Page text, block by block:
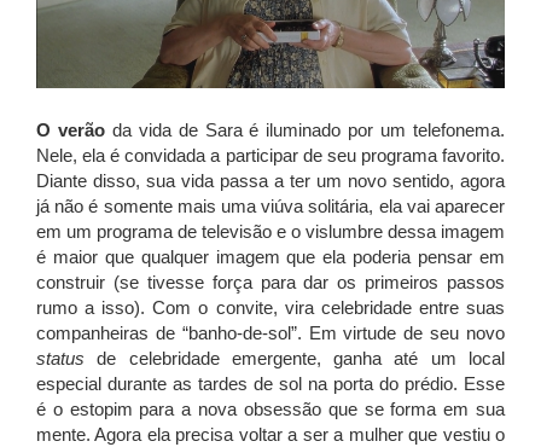
O verãoda vida de Sara é iluminado por um telefonema.
Nele, ela é convidada a participar de seu programa favorito.
Diante disso, sua vida passa a ter um novo sentido, agora
já não é somente mais uma viúva solitária, ela vai aparecer
em um programa de televisão e o vislumbre dessa imagem
é maior que qualquer imagem que ela poderia pensar em
construir (se tivesse força para dar os primeiros passos
rumo a isso). Com o convite, vira celebridade entre suas
companheiras de “banho-de-sol”. Em virtude de seu novo
statusde celebridade emergente, ganha até um local
especial durante as tardes de sol na porta do prédio. Esse
é o estopim para a nova obsessão que se forma em sua
mente. Agora ela precisa voltar a ser a mulher que vestiu o